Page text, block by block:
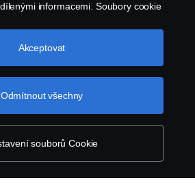
Všechna práva
Republic s.r.o., Sobínská
Česká republika.
informacemi. Soubory cookie
které chcete přijmout.
toho, jak používáme soubory
souborů Cookie
Odmítnout všechny
Akceptovat